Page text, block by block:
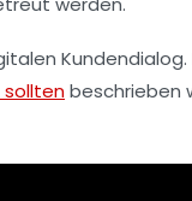
solltenbeschrieben